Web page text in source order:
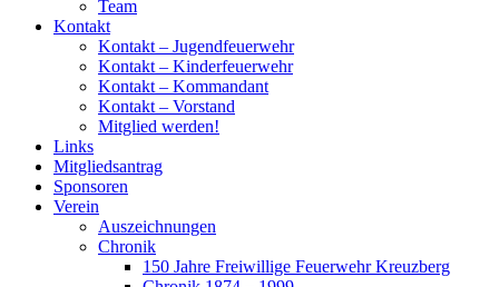
Team
Kontakt
Kontakt – Jugendfeuerwehr
Kontakt – Kinderfeuerwehr
Kontakt – Kommandant
Kontakt – Vorstand
Mitglied werden!
Links
Mitgliedsantrag
Sponsoren
Verein
Auszeichnungen
Chronik
150 Jahre Freiwillige Feuerwehr Kreuzberg